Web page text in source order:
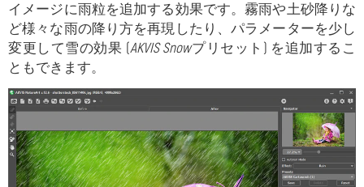
イメージに雨粒を追加する効果です。霧雨や土砂降りな
ど様々な雨の降り方を再現したり、パラメーターを少し
変更して雪の効果 (AKVIS Snowプリセット) を追加するこ
ともできます。